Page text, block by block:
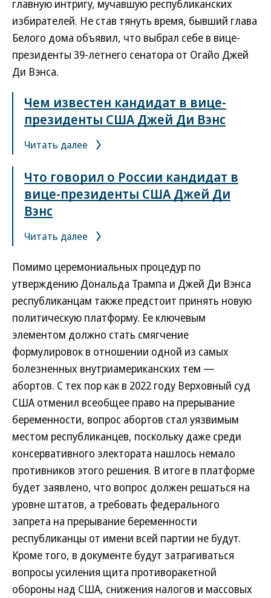
главную интригу, мучавшую республиканских
избирателей. Не став тянуть время, бывший глава
Белого дома объявил, что выбрал себе в вице-
президенты 39-летнего сенатора от Огайо Джей
Ди Вэнса.
Чем известен кандидат в вице-
президенты США Джей Ди Вэнс
Читать далее
Что говорил о России кандидат в
вице-президенты США Джей Ди
Вэнс
Читать далее
Помимо церемониальных процедур по
утверждению Дональда Трампа и Джей Ди Вэнса
республиканцам также предстоит принять новую
политическую платформу. Ее ключевым
элементом должно стать смягчение
формулировок в отношении одной из самых
болезненных внутриамериканских тем —
абортов. С тех пор как в 2022 году Верховный суд
США отменил всеобщее право на прерывание
беременности, вопрос абортов стал уязвимым
местом республиканцев, поскольку даже среди
консервативного электората нашлось немало
противников этого решения. В итоге в платформе
будет заявлено, что вопрос должен решаться на
уровне штатов, а требовать федерального
запрета на прерывание беременности
республиканцы от имени всей партии не будут.
Кроме того, в документе будут затрагиваться
вопросы усиления щита противоракетной
обороны над США, снижения налогов и массовых